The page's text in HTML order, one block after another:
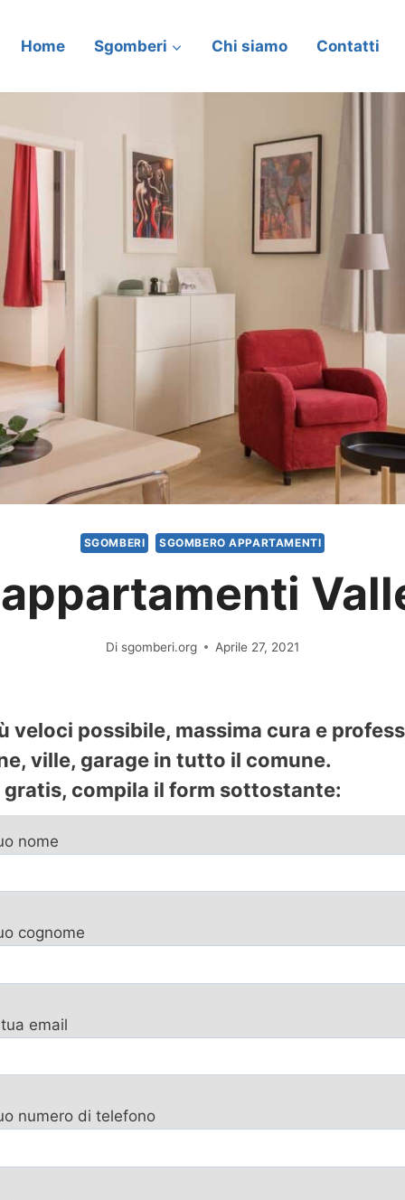
Home Sgomberi Chi siamo Contatti
SGOMBERI SGOMBERO APPARTAMENTI
Di sgomberi.org Aprile 27, 2021
veloci possibile, massima cura e
ville, garage in tutto il comune.
compila il form sottostante:
nome
cognome
email
numero di telefono